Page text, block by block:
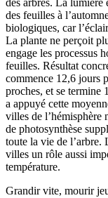
des arbres. La lumière
des feuilles à
biologiques, car
La plante ne perçoit
engage les processus
feuilles. Résultat
commence 12,6 jours
proches, et se termine
a appuyé cette
villes de l’hémisphère
de photosynthèse
toute la vie de l’arbre.
villes un rôle aussi
température.
Grandir vite, mourir